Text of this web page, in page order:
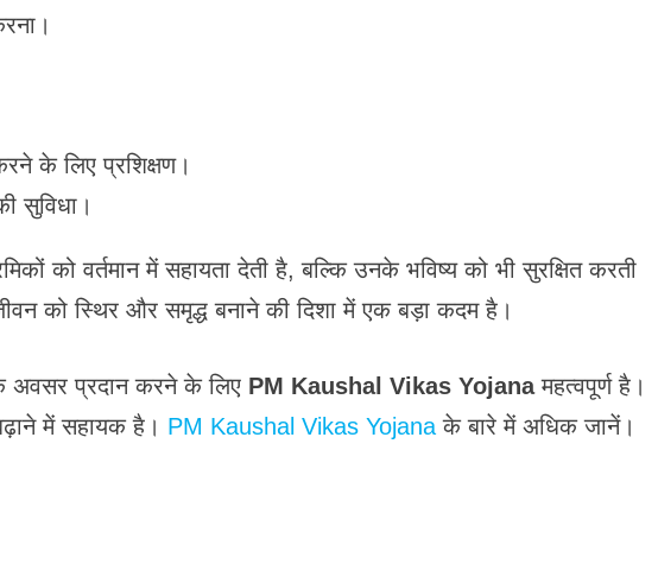
के लिए प्रशिक्षण।
सुविधा।
को वर्तमान में सहायता देती है, बल्कि उनके भविष्य को भी सुरक्षित करती
को स्थिर और समृद्ध बनाने की दिशा में एक बड़ा कदम है।
अवसर प्रदान करने के लिए PM Kaushal Vikas Yojanaमहत्वपूर्ण है।
में सहायक है। PM Kaushal Vikas Yojana के बारे में अधिक जानें।